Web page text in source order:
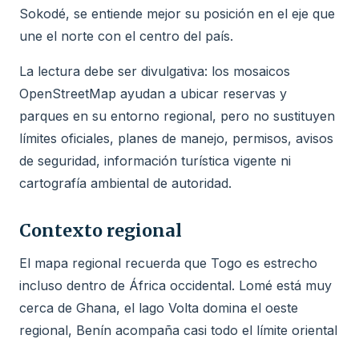
Sokodé, se entiende mejor su posición en el eje que
une el norte con el centro del país.
La lectura debe ser divulgativa: los mosaicos
OpenStreetMap ayudan a ubicar reservas y
parques en su entorno regional, pero no sustituyen
límites oficiales, planes de manejo, permisos, avisos
de seguridad, información turística vigente ni
cartografía ambiental de autoridad.
Contexto regional
El mapa regional recuerda que Togo es estrecho
incluso dentro de África occidental. Lomé está muy
cerca de Ghana, el lago Volta domina el oeste
regional, Benín acompaña casi todo el límite oriental